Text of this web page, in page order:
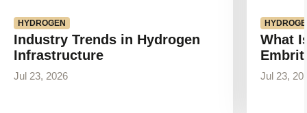
HYDROGEN
Industry Trends in Hydrogen
Infrastructure
Jul 23, 2026
What
Jul 23,